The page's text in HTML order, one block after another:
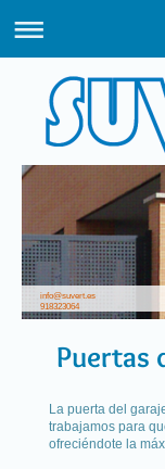
info@suvert.es
918323064
Puertas
La puerta del
trabajamos para
ofreciéndote la